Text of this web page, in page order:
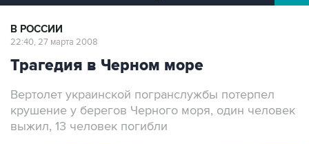
В РОССИИ
22:40, 27 марта 2008
Трагедия в Черном море
Вертолет украинской погранслужбы потерпел
крушение у берегов Черного моря, один человек
выжил, 13 человек погибли